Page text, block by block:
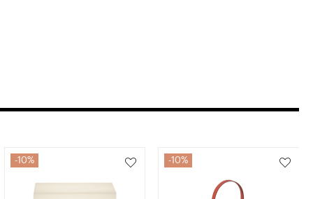
10% 10%